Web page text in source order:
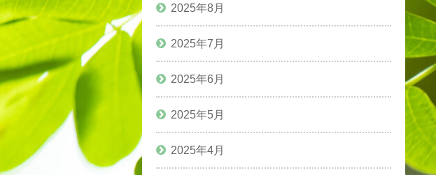
2025年8月
2025年7月
2025年6月
2025年5月
2025年4月